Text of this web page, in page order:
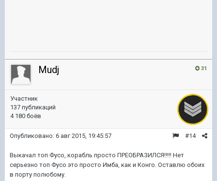
31
Mudj
Участник
137 публикаций
4 180 боёв
#14
Опубликовано: 6 авг 2015, 19:45:57
Выкачал топ Фусо, корабль просто ПРЕОБРАЗИЛСЯ!!!!! Нет
серьезно топ Фусо это просто Имба, как и Конго. Оставлю обоих
в порту полюбому.